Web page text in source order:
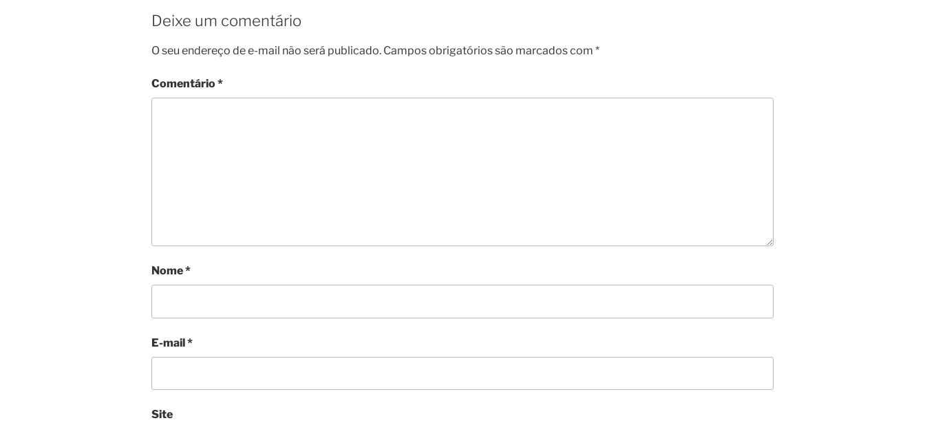
Deixe um comentário
O seu endereço de e-mail não será publicado. Campos obrigatórios são marcados com *
Comentário*
Nome*
E-mail*
Site